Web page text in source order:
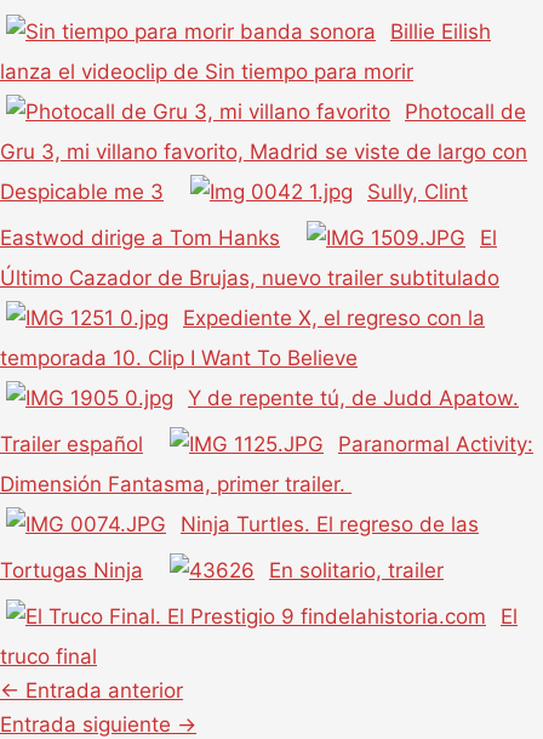
Billie Eilish
lanza el videoclip de Sin tiempo para morir
Photocall de
Gru 3, mi villano favorito, Madrid se viste de largo con
Despicable me 3
Sully, Clint
Eastwod dirige a Tom Hanks
El
Último Cazador de Brujas, nuevo trailer subtitulado
Expediente X, el regreso con la
temporada 10. Clip I Want To Believe
Y de repente tú, de Judd Apatow.
Trailer español
Paranormal Activity:
Dimensión Fantasma, primer trailer.
Ninja Turtles. El regreso de las
Tortugas Ninja
En solitario, trailer
El
truco final
← Entrada anterior
Entrada siguiente →